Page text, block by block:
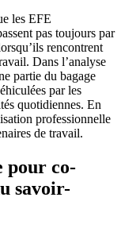
les EFE
pas toujours par
rencontrent
Dans l’analyse
partie du bagage
par les
quotidiennes. En
professionnelle
de travail.
pour co-
savoir-